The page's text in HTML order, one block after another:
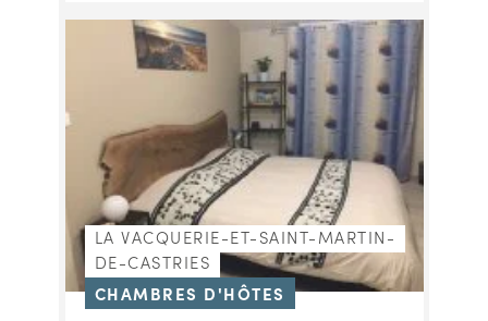
LA VACQUERIE-ET-SAINT-MARTIN-
DE-CASTRIES
CHAMBRES D'HÔTES